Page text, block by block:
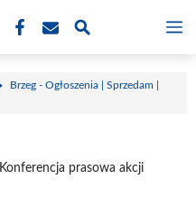
Brzeg - Ogłoszenia | Sprzedam |
Konferencja prasowa akcji